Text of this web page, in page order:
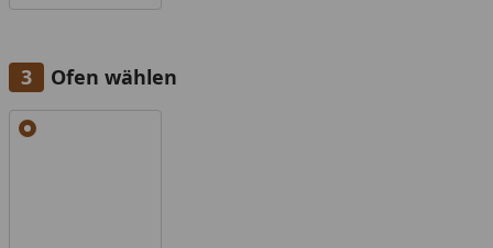
Ofen wählen
Alle anzeigen (1)